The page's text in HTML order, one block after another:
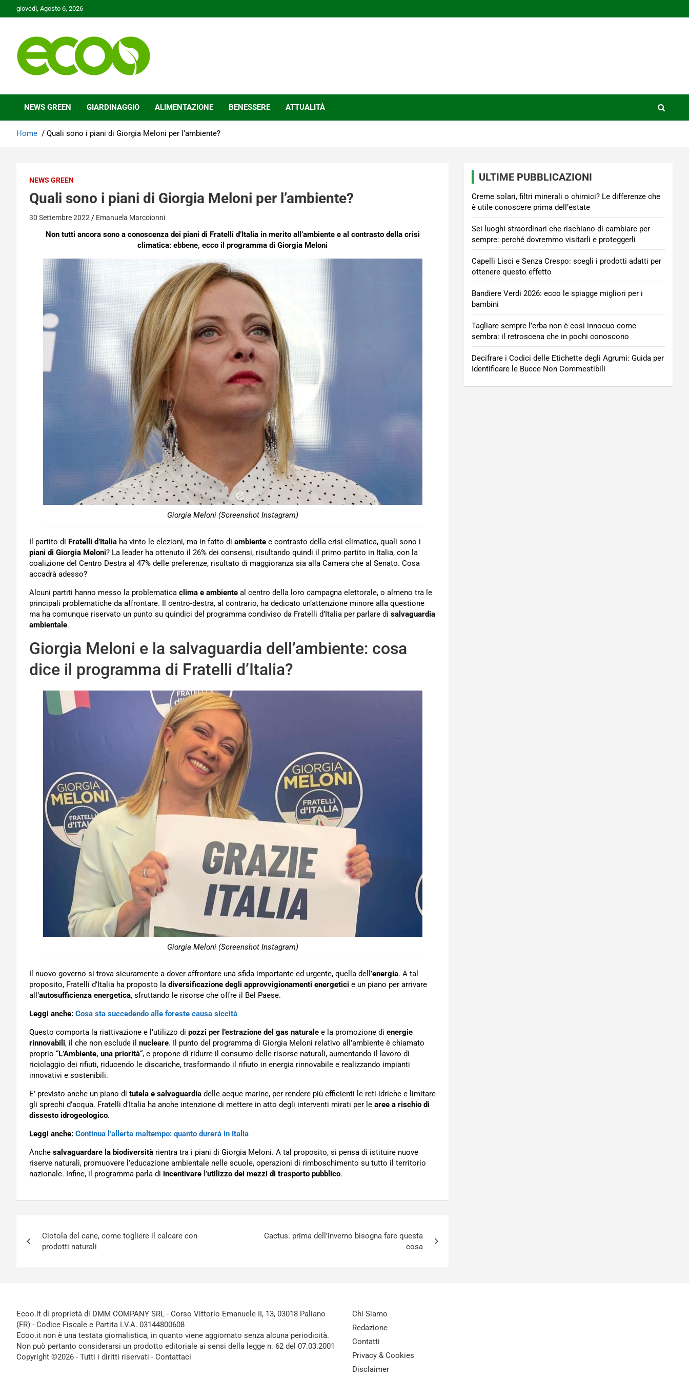
to
giovedì, Agosto 6, 2026
Ecoo.it
NEWS GREEN GIARDINAGGIO ALIMENTAZIONE BENESSERE ATTUALITÀ
Home Quali sono i piani di Giorgia Meloni per l’ambiente?
NEWS GREEN
Quali sono i piani di Giorgia Meloni per l’ambiente?
30 Settembre 2022 Emanuela Marcoionni
Non tutti ancora sono a conoscenza dei piani di Fratelli d’Italia in merito all’ambiente e al contrasto della crisi
climatica: ebbene, ecco il programma di Giorgia Meloni
Giorgia Meloni (Screenshot Instagram)
Il partito di Fratelli d’Italia ha vinto le elezioni, ma in fatto di ambiente e contrasto della crisi climatica, quali sono i
piani di Giorgia Meloni? La leader ha ottenuto il 26% dei consensi, risultando quindi il primo partito in Italia, con la
coalizione del Centro Destra al 47% delle preferenze, risultato di maggioranza sia alla Camera che al Senato. Cosa
accadrà adesso?
Alcuni partiti hanno messo la problematica clima e ambiente al centro della loro campagna elettorale, o almeno tra le
principali problematiche da affrontare. Il centro-destra, al contrario, ha dedicato un’attenzione minore alla questione
ma ha comunque riservato un punto su quindici del programma condiviso da Fratelli d’Italia per parlare di salvaguardia
ambientale.
Giorgia Meloni e la salvaguardia dell’ambiente: cosa
dice il programma di Fratelli d’Italia?
Giorgia Meloni (Screenshot Instagram)
Il nuovo governo si trova sicuramente a dover affrontare una sfida importante ed urgente, quella dell’energia. A tal
proposito, Fratelli d’Italia ha proposto la diversificazione degli approvvigionamenti energetici e un piano per arrivare
all’autosufficienza energetica, sfruttando le risorse che offre il Bel Paese.
Leggi anche: Cosa sta succedendo alle foreste causa siccità
Questo comporta la riattivazione e l’utilizzo di pozzi per l’estrazione del gas naturale e la promozione di energie
rinnovabili, il che non esclude il nucleare. Il punto del programma di Giorgia Meloni relativo all’ambiente è chiamato
proprio “L’Ambiente, una priorità“, e propone di ridurre il consumo delle risorse naturali, aumentando il lavoro di
riciclaggio dei rifiuti, riducendo le discariche, trasformando il rifiuto in energia rinnovabile e realizzando impianti
innovativi e sostenibili.
E’ previsto anche un piano di tutela e salvaguardia delle acque marine, per rendere più efficienti le reti idriche e limitare
gli sprechi d’acqua. Fratelli d’Italia ha anche intenzione di mettere in atto degli interventi mirati per le aree a rischio di
dissesto idrogeologico.
Leggi anche: Continua l’allerta maltempo: quanto durerà in Italia
Anche salvaguardare la biodiversità rientra tra i piani di Giorgia Meloni. A tal proposito, si pensa di istituire nuove
riserve naturali, promuovere l’educazione ambientale nelle scuole, operazioni di rimboschimento su tutto il territorio
nazionale. Infine, il programma parla di incentivare l’utilizzo dei mezzi di trasporto pubblico.
articoli
Ciotola del cane, come togliere il calcare con
prodotti naturali
Cactus: prima dell’inverno bisogna fare questa
cosa
ULTIME PUBBLICAZIONI
Creme solari, filtri minerali o chimici? Le differenze che
è utile conoscere prima dell’estate
Sei luoghi straordinari che rischiano di cambiare per
sempre: perché dovremmo visitarli e proteggerli
Capelli Lisci e Senza Crespo: scegli i prodotti adatti per
ottenere questo effetto
Bandiere Verdi 2026: ecco le spiagge migliori per i
bambini
Tagliare sempre l’erba non è così innocuo come
sembra: il retroscena che in pochi conoscono
Decifrare i Codici delle Etichette degli Agrumi: Guida per
Identificare le Bucce Non Commestibili
Ecoo.it di proprietà di DMM COMPANY SRL - Corso Vittorio Emanuele II, 13, 03018 Paliano
(FR) - Codice Fiscale e Partita I.V.A. 03144800608
Ecoo.it non è una testata giornalistica, in quanto viene aggiornato senza alcuna periodicità.
Non può pertanto considerarsi un prodotto editoriale ai sensi della legge n. 62 del 07.03.2001
Copyright ©2026 - Tutti i diritti riservati - Contattaci
Chi Siamo
Redazione
Contatti
Privacy & Cookies
Disclaimer